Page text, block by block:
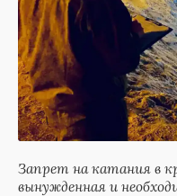
Запрет на катания в
вынужденная и